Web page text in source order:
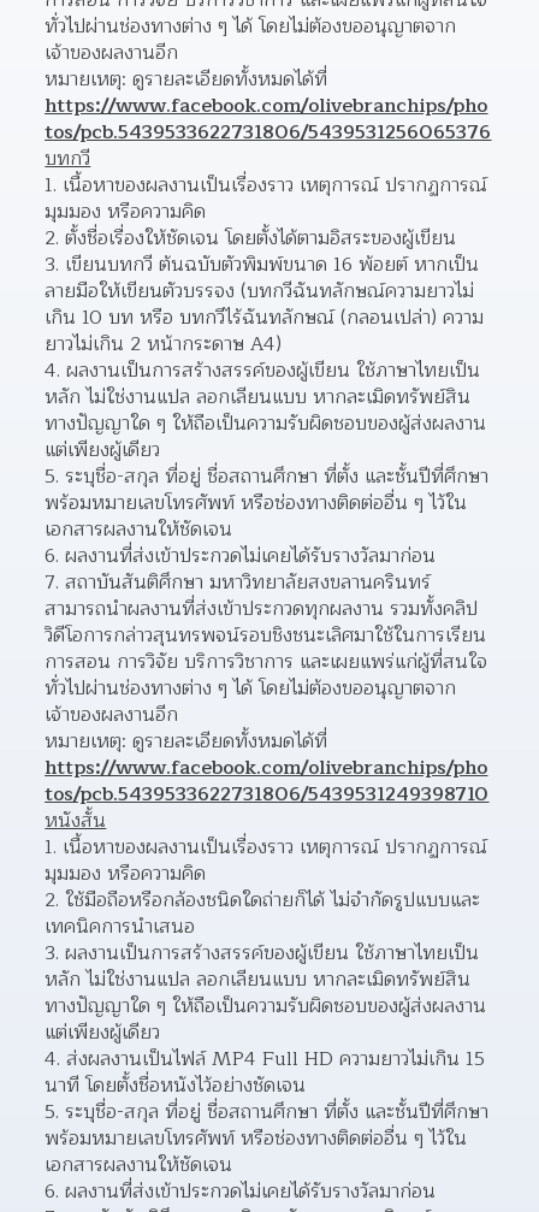
ทั่วไปผ่านช่องทางต่าง ๆ ได้ โดยไม่ต้องขออนุญาตจาก
เจ้าของผลงานอีก
https://www.facebook.com/olivebranchips/pho
tos/pcb.5439533622731806/5439531256065376
บทกวี
เนื้อหาของผลงานเป็นเรื่องราว เหตุการณ์ ปรากฏการณ์
มุมมอง หรือความคิด
ตั้งชื่อเรื่องให้ชัดเจน โดยตั้งได้ตามอิสระของผู้เขียน
เขียนบทกวี ต้นฉบับตัวพิมพ์ขนาด 16 พ้อยต์ หากเป็น
ลายมือให้เขียนตัวบรรจง (บทกวีฉันทลักษณ์ความยาวไม่
เกิน 10 บท หรือ บทกวีไร้ฉันทลักษณ์ (กลอนเปล่า) ความ
ยาวไม่เกิน 2 หน้ากระดาษ A4)
ผลงานเป็นการสร้างสรรค์ของผู้เขียน ใช้ภาษาไทยเป็น
หลัก ไม่ใช่งานแปล ลอกเลียนแบบ หากละเมิดทรัพย์สิน
ทางปัญญาใด ๆ ให้ถือเป็นความรับผิดชอบของผู้ส่งผลงาน
แต่เพียงผู้เดียว
ระบุชื่อ-สกุล ที่อยู่ ชื่อสถานศึกษา ที่ตั้ง และชั้นปีที่ศึกษา
พร้อมหมายเลขโทรศัพท์ หรือช่องทางติดต่ออื่น ๆ ไว้ใน
เอกสารผลงานให้ชัดเจน
ผลงานที่ส่งเข้าประกวดไม่เคยได้รับรางวัลมาก่อน
สถาบันสันติศึกษา มหาวิทยาลัยสงขลานครินทร์
สามารถนำผลงานที่ส่งเข้าประกวดทุกผลงาน รวมทั้งคลิป
วิดีโอการกล่าวสุนทรพจน์รอบชิงชนะเลิศมาใช้ในการเรียน
การสอน การวิจัย บริการวิชาการ และเผยแพร่แก่ผู้ที่สนใจ
ทั่วไปผ่านช่องทางต่าง ๆ ได้ โดยไม่ต้องขออนุญาตจาก
เจ้าของผลงานอีก
https://www.facebook.com/olivebranchips/pho
tos/pcb.5439533622731806/5439531249398710
หนังสั้น
เนื้อหาของผลงานเป็นเรื่องราว เหตุการณ์ ปรากฏการณ์
มุมมอง หรือความคิด
ใช้มือถือหรือกล้องชนิดใดถ่ายก็ได้ ไม่จำกัดรูปแบบและ
เทคนิคการนำเสนอ
ผลงานเป็นการสร้างสรรค์ของผู้เขียน ใช้ภาษาไทยเป็น
หลัก ไม่ใช่งานแปล ลอกเลียนแบบ หากละเมิดทรัพย์สิน
ทางปัญญาใด ๆ ให้ถือเป็นความรับผิดชอบของผู้ส่งผลงาน
แต่เพียงผู้เดียว
ส่งผลงานเป็นไฟล์ MP4 Full HD ความยาวไม่เกิน 15
นาที โดยตั้งชื่อหนังไว้อย่างชัดเจน
ระบุชื่อ-สกุล ที่อยู่ ชื่อสถานศึกษา ที่ตั้ง และชั้นปีที่ศึกษา
พร้อมหมายเลขโทรศัพท์ หรือช่องทางติดต่ออื่น ๆ ไว้ใน
เอกสารผลงานให้ชัดเจน
ผลงานที่ส่งเข้าประกวดไม่เคยได้รับรางวัลมาก่อน